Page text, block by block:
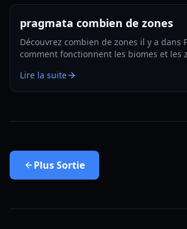
pragmata combien de zones
Découvrez combien de zones il y a dans
comment fonctionnent les biomes et les
améliorations efficaces en 2026.
Lire la suite
PlusSortie